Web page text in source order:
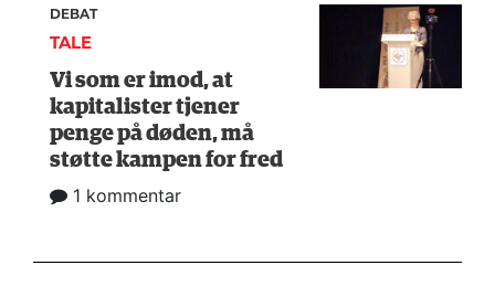
DEBAT
TALE
Vi som er imod, at
kapitalister tjener
penge på døden, må
støtte kampen for fred
1 kommentar